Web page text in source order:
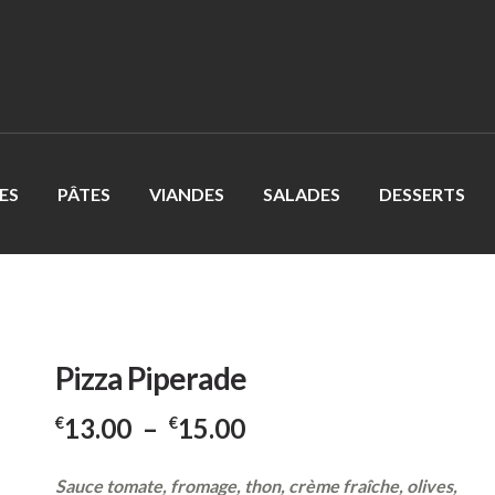
PÂTES VIANDES SALADES DESSERTS
Pizza Piperade
€13.00 – €15.00Plage
Sauce tomate, fromage, thon, crème fraîche, olives,